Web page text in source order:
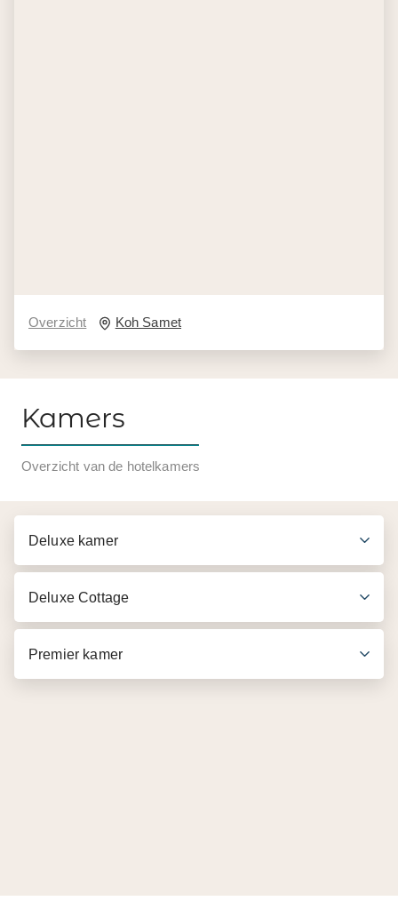
Overzicht Koh Samet
Kamers
Overzicht van de hotelkamers
Deluxe kamer
Deluxe Cottage
Premier kamer